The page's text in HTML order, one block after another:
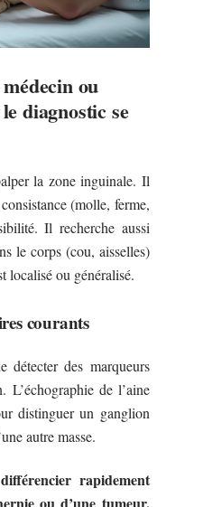
ou
diagnostic se
la zone inguinale. Il
(molle, ferme,
Il recherche aussi
le corps (cou, aisselles)
localisé ou généralisé.
courants
détecter des marqueurs
L’échographie de l’aine
distinguer un ganglion
autre masse.
rapidement